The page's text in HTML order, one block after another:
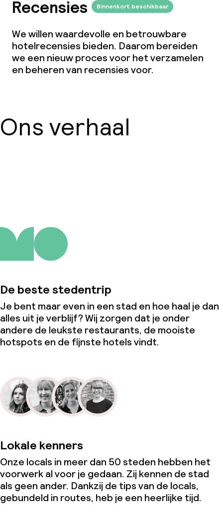
Recensies Binnenkort beschikbaar
We willen waardevolle en betrouwbare
hotelrecensies bieden. Daarom bereiden
we een nieuw proces voor het verzamelen
en beheren van recensies voor.
Ons verhaal
De beste stedentrip
Je bent maar even in een stad en hoe haal je dan
alles uit je verblijf? Wij zorgen dat je onder
andere de leukste restaurants, de mooiste
hotspots en de fijnste hotels vindt.
Lokale kenners
Onze locals in meer dan 50 steden hebben het
voorwerk al voor je gedaan. Zij kennen de stad
als geen ander. Dankzij de tips van de locals,
gebundeld in routes, heb je een heerlijke tijd.